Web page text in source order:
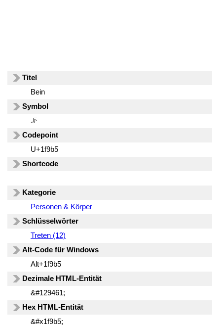
Titel
Bein
Symbol
🦵
Codepoint
U+1f9b5
Shortcode
Kategorie
Personen & Körper
Schlüsselwörter
Treten (12)
Alt-Code für Windows
Alt+1f9b5
Dezimale HTML-Entität
&#129461;
Hex HTML-Entität
&#x1f9b5;